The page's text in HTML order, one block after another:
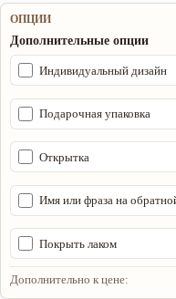
ОПЦИИ
Дополнительные опции
Индивидуальный дизайн
Подарочная упаковка
Открытка
Имя или фраза на
Покрыть лаком
Дополнительно к цене: